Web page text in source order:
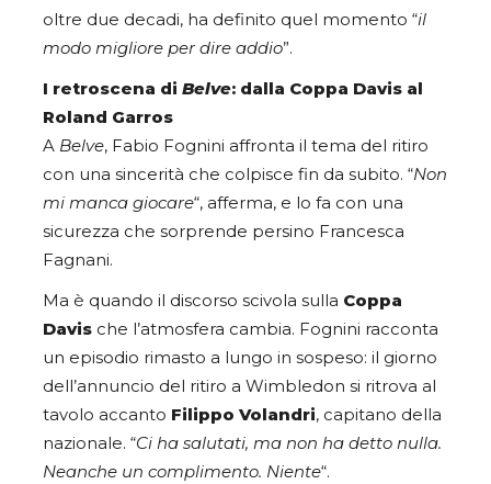
oltre due decadi, ha definito quel momento “il
modo migliore per dire addio”.
I retroscena di Belve: dalla Coppa Davis al
Roland Garros
A Belve, Fabio Fognini affronta il tema del ritiro
con una sincerità che colpisce fin da subito. “Non
mi manca giocare“, afferma, e lo fa con una
sicurezza che sorprende persino Francesca
Fagnani.
Ma è quando il discorso scivola sulla Coppa
Davis che l’atmosfera cambia. Fognini racconta
un episodio rimasto a lungo in sospeso: il giorno
dell’annuncio del ritiro a Wimbledon si ritrova al
tavolo accanto Filippo Volandri, capitano della
nazionale. “Ci ha salutati, ma non ha detto nulla.
Neanche un complimento. Niente“.